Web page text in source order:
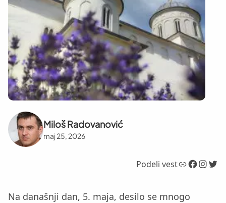
Miloš Radovanović
maj 25, 2026
Podeli vestLink Facebook InstagramTwitter
Na današnji dan, 5. maja, desilo se mnogo